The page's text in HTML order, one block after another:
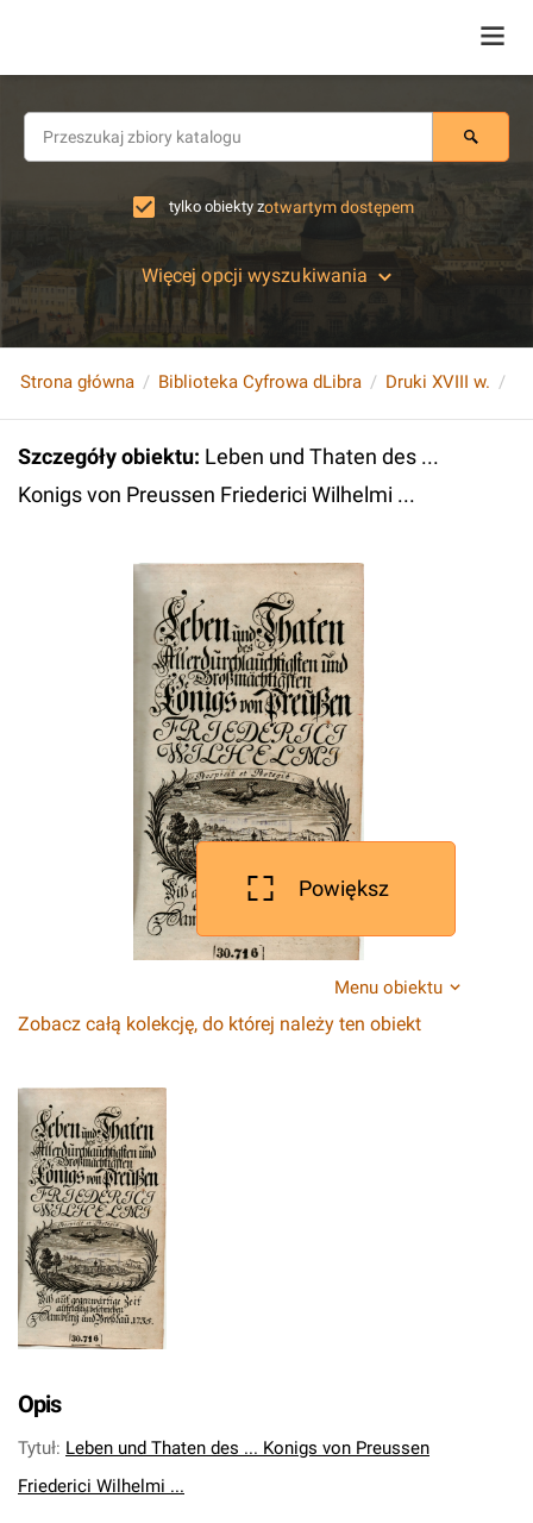
tylko obiekty zotwartym dostępem
Więcej opcji wyszukiwania
Strona główna Biblioteka Cyfrowa dLibra Druki XVIII w.
Szczegóły obiektu: Leben und Thaten des ...
Konigs von Preussen Friederici Wilhelmi ...
Powiększ
Menu obiektu
Zobacz całą kolekcję, do której należy ten obiekt
Opis
Tytuł: Leben und Thaten des ... Konigs von Preussen
Friederici Wilhelmi ...